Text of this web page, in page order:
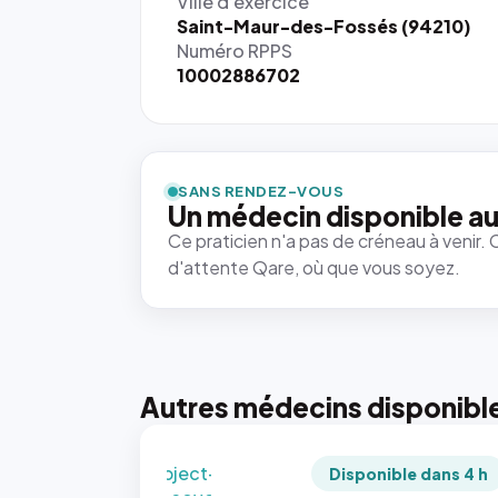
Saint-Maur-des-Fossés (94210)
Numéro RPPS
10002886702
SANS RENDEZ-VOUS
Un médecin disponible
Ce praticien n'a pas de créneau à
d'attente Qare, où que vous soyez.
Autres médecins
rendue par
`.profile-
picture`,
et un
rapport 1:1
qui reste
juste à
photo est
recadrée
`object-
Disponible dans 4 h